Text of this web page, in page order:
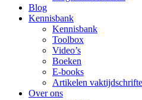
Blog
Kennisbank
Kennisbank
Toolbox
Video’s
Boeken
E-books
Artikelen
Over ons